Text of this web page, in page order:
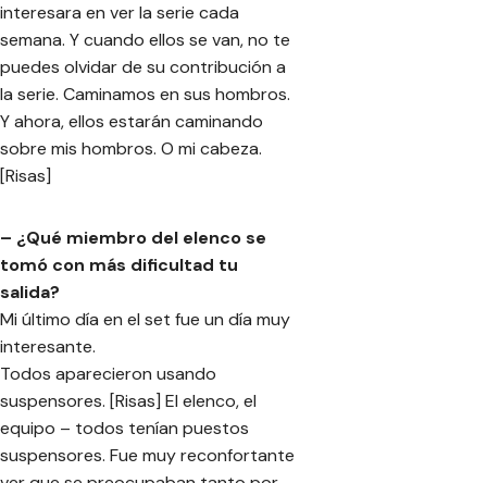
interesara en ver la serie cada
semana. Y cuando ellos se van, no te
puedes olvidar de su contribución a
la serie. Caminamos en sus hombros.
Y ahora, ellos estarán caminando
sobre mis hombros. O mi cabeza.
[Risas]
– ¿Qué miembro del elenco se
tomó con más dificultad tu
salida?
Mi último día en el set fue un día muy
interesante.
Todos aparecieron usando
suspensores. [Risas] El elenco, el
equipo – todos tenían puestos
suspensores. Fue muy reconfortante